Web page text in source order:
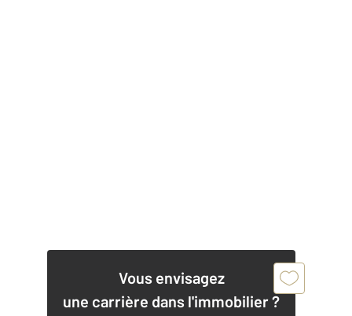
Vous envisagez
une carrière dans l'immobilier ?